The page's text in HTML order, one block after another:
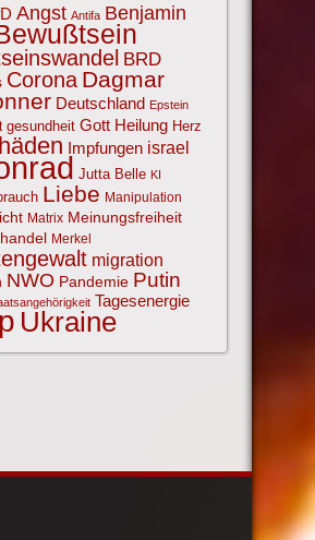
Angst Antifa Benjamin
BRD
Corona Dagmar
Deutschland Epstein
gesundheit Gott Heilung Herz
Impfungen israel
Jutta Belle KI
Liebe Manipulation
Matrix Meinungsfreiheit
Merkel
migration
NWO Pandemie Putin
Tagesenergie
Ukraine